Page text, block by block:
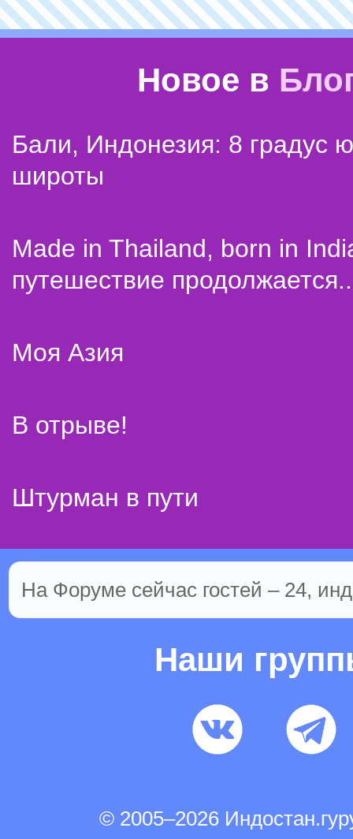
Новое в
Бали, Индонезия: 8 градус
широты
Made in Thailand, born in
путешествие
Моя Азия
В отрыве!
Штурман в пути
На Форуме сейчас гостей – 24,
Наши
© 2005–2026